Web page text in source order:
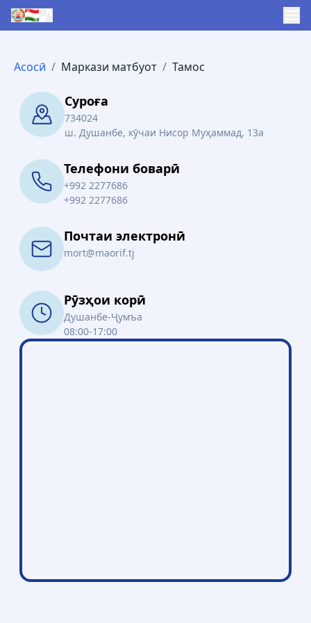
Асосӣ / Маркази матбуот / Тамос
Суроға
734024
ш. Душанбе, кӯчаи Нисор Муҳаммад, 13а
Телефони боварӣ
+992 2277686
+992 2277686
Почтаи электронӣ
mort@maorif.tj
Рӯзҳои корӣ
Душанбе-Ҷумъа
08:00-17:00